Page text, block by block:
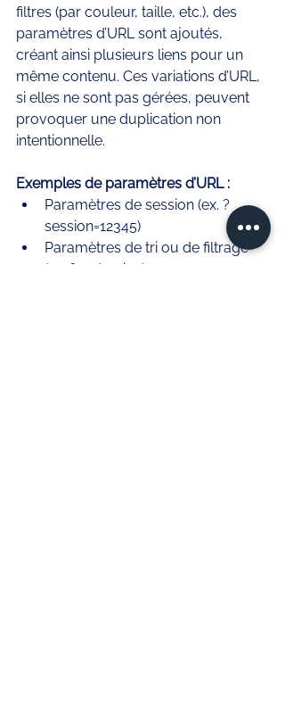
filtres (par couleur, taille, etc.), des
paramètres d’URL sont ajoutés,
créant ainsi plusieurs liens pour un
même contenu. Ces variations d’URL,
si elles ne sont pas gérées, peuvent
provoquer une duplication non
intentionnelle.
Exemples de paramètres d’URL :
Paramètres de session (ex. ?
session=12345)
Paramètres de tri ou de filtrage
(ex. ?sort=price)